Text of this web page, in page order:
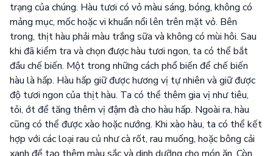
trạng của chúng. Hàu tươi có vỏ màu sáng, bóng, không có
mảng mục, mốc hoặc vi khuẩn nổi lên trên mặt vỏ. Bên
trong, thịt hàu phải màu trắng sữa và không có mùi hôi. Sau
khi đã kiểm tra và chọn được hàu tươi ngon, ta có thể bắt
đầu chế biến. Một trong những cách phổ biến để chế biến
hàu là hấp. Hàu hấp giữ được hương vị tự nhiên và giữ được
độ tươi ngon của thịt hàu. Ta có thể thêm gia vị như tiêu,
tỏi, ớt để tăng thêm vị đậm đà cho hàu hấp. Ngoài ra, hàu
cũng có thể được xào hoặc nướng. Khi xào hàu, ta có thể kết
hợp với các loại rau củ như cà rốt, rau muống, hoặc bông cải